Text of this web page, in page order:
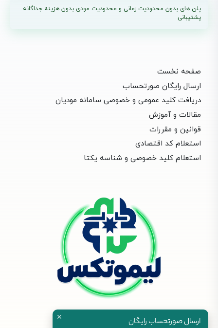
پلن های بدون محدودیت زمانی و محدودیت مودی بدون هزینه جداگانه
پشتیبانی
صفحه نخست
ارسال رایگان صورتحساب
دریافت کلید عمومی و خصوصی سامانه مودیان
مقالات و آموزش
قوانین و مقررات
استعلام کد اقتصادی
استعلام کلید خصوصی و شناسه یکتا
✕ ارسال صورتحساب رایگان